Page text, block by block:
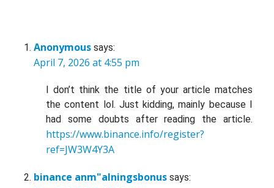
Anonymous says:
April 7, 2026 at 4:55 pm
I don’t think the title of your article matches
the content lol. Just kidding, mainly because I
had some doubts after reading the article.
https://www.binance.info/register?
ref=JW3W4Y3A
binance anm"alningsbonus says: